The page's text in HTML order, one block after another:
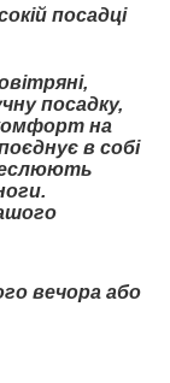
посадці
посадку,
на
в собі
вечора або